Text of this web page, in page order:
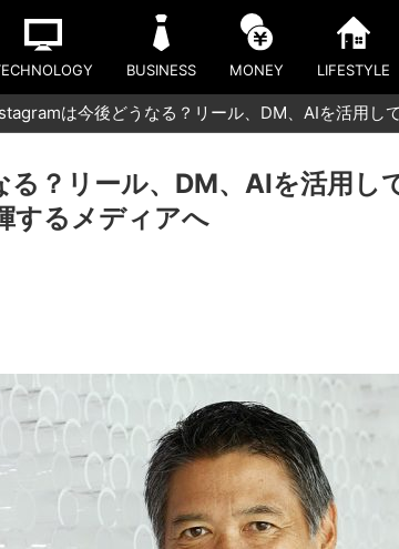
BUSINESS MONEY LIFESTYLE
は今後どうなる？リール、DM、AIを活用し
？リール、DM、AIを活用し
するメディアへ